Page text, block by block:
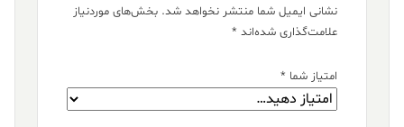
نشانی ایمیل شما منتشر نخواهد شد. بخش‌های موردنیاز
علامت‌گذاری شده‌اند *
امتیاز شما *